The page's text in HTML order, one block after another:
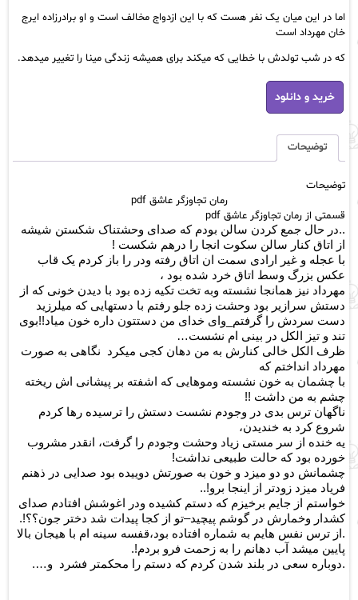
اما در این میان یک نفر هست که با این ازدواج مخالف است و او برادرزاده ایرج
خان مهرداد است
که در شب تولدش با خطایی که میکند برای همیشه زندگی مینا را تغییر میدهد.
رمان
تجاوزگر
عاشق
خرید و دانلود
توضیحات
توضیحات
رمان تجاوزگر عاشق pdf
قسمتی از رمان تجاوزگر عاشق pdf
..در حال جمع کردن سالن بودم که صدای وحشتناک شکستن شیشه
از اتاق کنار سالن سکوت انجا را درهم شکست !
با عجله و غیر ارادی سمت ان اتاق رفته ودر را باز کردم یک قاب
عکس بزرگ وسط اتاق خرد شده بود ،
مهرداد نیز همانجا نشسته وبه تخت تکیه زده بود با دیدن خونی که از
دستش سرازیر بود وحشت زده جلو رفتم با دستهایی که میلرزید
دست سردش را گرفتم_وای خدای من دستتون داره خون میاد!!بوی
تند و تیز الکل در بینی ام نشست…
ظرف الکل خالی کنارش به من دهان کجی میکرد نگاهی به صورت
مهرداد انداختم که
با چشمان به خون نشسته وموهایی که اشفته بر پیشانی اش ریخته
چشم به من داشت !!
ناگهان ترس بدی در وجودم نشست دستش را ترسیده رها کردم
شروع کرد به خندیدن،
یه خنده از سر مستی زیاد وحشت وجودم را گرفت، انقدر مشروب
خورده بودکه حالت طبیعی نداشت!
چشمانش دو دو میزد و خون به صورتش دوییده بود صدایی در ذهنم
فریاد میزد زودتر از اینجا برو!..
خواستم از جایم برخیزم که دستم کشیده ودر اغوشش افتادم صدای
کشدار وخمارش در گوشم پیچید–تو از کجا پیدات شد دختر جون؟؟!.
.ا ز ترس نفس هایم به شماره افتاده بود،قفسه سینه ام با هیجان بالا
پایین میشد آب دهانم را به زحمت فرو بردم!.
.دوباره سعی در بلند شدن کردم که دستم را محکمتر فشرد و….